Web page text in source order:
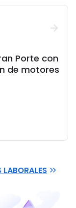
Porte con
de motores